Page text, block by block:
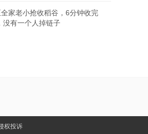
家老小抢收稻谷，6分钟收完
没有一个人掉链子
权投诉